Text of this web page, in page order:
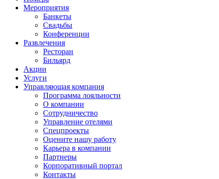
Мероприятия
Банкеты
Свадьбы
Конференции
Развлечения
Ресторан
Бильярд
Акции
Услуги
Управляющая компания
Программа лояльности
О компании
Сотрудничество
Управление отелями
Спецпроекты
Оцените нашу работу
Карьера в компании
Партнеры
Корпоративный портал
Контакты